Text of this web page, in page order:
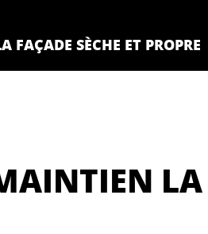
FAÇADE SÈCHE ET PROPRE
LA